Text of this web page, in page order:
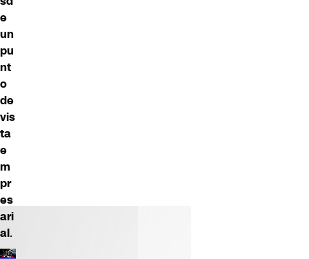
e
un
pu
nt
o
de
vis
ta
e
m
pr
es
ari
al.